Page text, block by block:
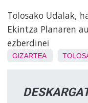
Tolosako Udalak,
Ekintza Planaren
ezberdinei
GIZARTEA